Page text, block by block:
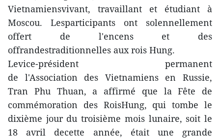
Vietnamiensvivant, travaillant et étudiant à
Moscou. Lesparticipants ont solennellement
offert de l'encens et des
offrandestraditionnelles aux rois Hung.
Levice-président permanent
de l'Association des Vietnamiens en Russie,
Tran Phu Thuan, a affirmé que la Fête de
commémoration des RoisHung, qui tombe le
dixième jour du troisième mois lunaire, soit le
18 avril decette année, était une grande